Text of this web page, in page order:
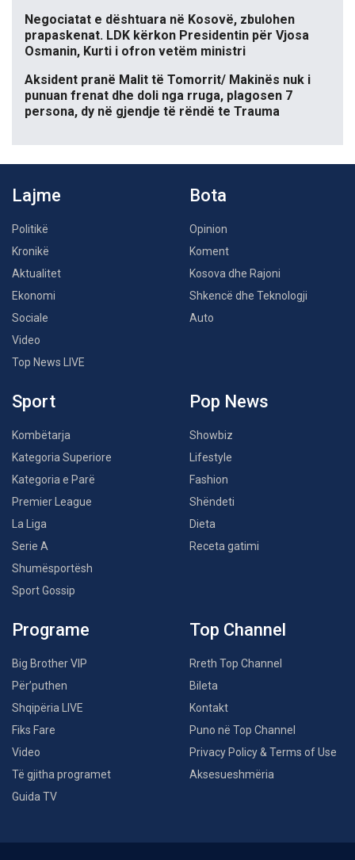
Negociatat e dështuara në Kosovë, zbulohen
prapaskenat. LDK kërkon Presidentin për Vjosa
Osmanin, Kurti i ofron vetëm ministri
Aksident pranë Malit të Tomorrit/ Makinës nuk i
punuan frenat dhe doli nga rruga, plagosen 7
persona, dy në gjendje të rëndë te Trauma
Lajme
Politikë
Kronikë
Aktualitet
Ekonomi
Sociale
Video
Top News LIVE
Bota
Opinion
Koment
Kosova dhe Rajoni
Shkencë dhe Teknologji
Auto
Sport
Kombëtarja
Kategoria Superiore
Kategoria e Parë
Premier League
La Liga
Serie A
Shumësportësh
Sport Gossip
Pop News
Showbiz
Lifestyle
Fashion
Shëndeti
Dieta
Receta gatimi
Programe
Big Brother VIP
Për’puthen
Shqipëria LIVE
Fiks Fare
Video
Të gjitha programet
Guida TV
Top Channel
Rreth Top Channel
Bileta
Kontakt
Puno në Top Channel
Privacy Policy & Terms of Use
Aksesueshmëria